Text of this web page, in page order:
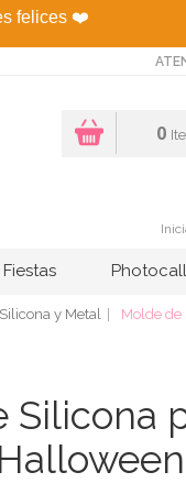
felices ❤️
0
Photocall
y Metal Molde de
Silicona